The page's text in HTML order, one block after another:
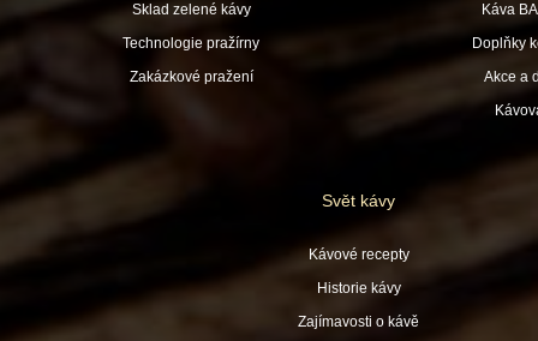
Sklad zelené kávy
Technologie pražírny
Zakázkové pražení
Káva
Doplňky
Akce a
Svět kávy
Kávové recepty
Historie kávy
Zajímavosti o kávě